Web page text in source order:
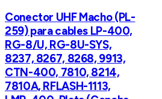
Conector UHF Macho (PL-
259) para cables LP-400,
RG-8/U, RG-8U-SYS,
8237, 8267, 8268, 9913,
CTN-400, 7810, 8214,
7810A, RFLASH-1113,